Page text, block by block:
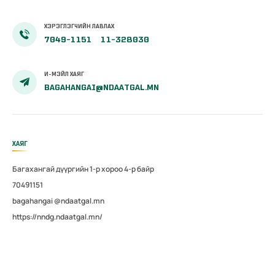
ХЭРЭГЛЭГЧИЙН ЛАВЛАХ
7049-1151 11-328030
И-МЭЙЛ ХАЯГ
BAGAHANGAI@NDAATGAL.MN
ХАЯГ
Багахангай дүүргийн 1-р хороо 4-р байр
70491151
bagahangai @ndaatgal.mn
https://nndg.ndaatgal.mn/